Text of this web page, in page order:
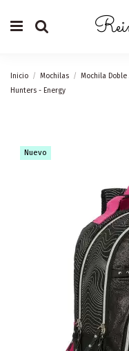
Inicio Mochilas
Mochila
Hunters - Energy
Nuevo